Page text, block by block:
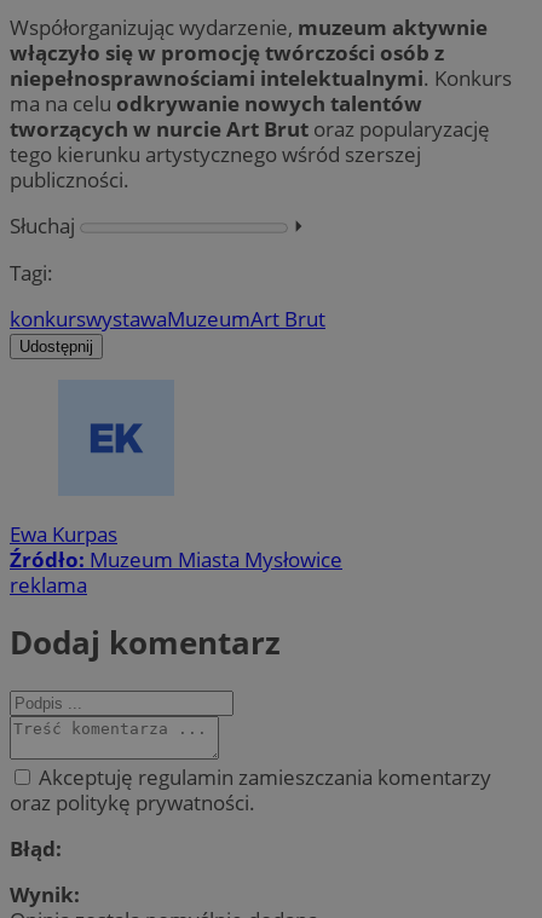
Współorganizując wydarzenie, muzeum aktywnie
włączyło się w promocję twórczości osób z
niepełnosprawnościami intelektualnymi. Konkurs
ma na celu odkrywanie nowych talentów
tworzących w nurcie Art Brut oraz popularyzację
tego kierunku artystycznego wśród szerszej
publiczności.
Słuchaj
⏵︎
Tagi:
konkurswystawaMuzeumArt Brut
Udostępnij
Ewa Kurpas
Źródło: Muzeum Miasta Mysłowice
reklama
Dodaj komentarz
Akceptuję regulamin zamieszczania komentarzy
oraz politykę prywatności.
Błąd:
Wynik: